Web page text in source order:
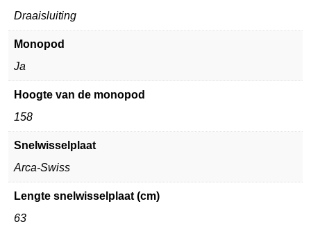
Draaisluiting
Monopod
Ja
Hoogte van de monopod
158
Snelwisselplaat
Arca-Swiss
Lengte snelwisselplaat (cm)
63